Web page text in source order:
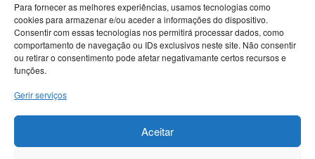
Para fornecer as melhores experiências, usamos tecnologias como
cookies para armazenar e/ou aceder a informações do dispositivo.
Consentir com essas tecnologias nos permitirá processar dados, como
comportamento de navegação ou IDs exclusivos neste site. Não consentir
ou retirar o consentimento pode afetar negativamante certos recursos e
funções.
Gerir serviços
Aceitar
TAMPÃO HIGIÊNICO
TINTA CORPORAL COMESTÍVEL
POTENCIADORES
PRESERVATIVOS
SM & BONDAGE
Termos e Condições